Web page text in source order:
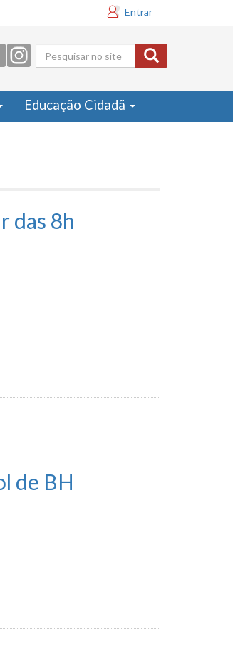
Entrar
Formulário
de busca
Educação Cidadã
das 8h
de BH